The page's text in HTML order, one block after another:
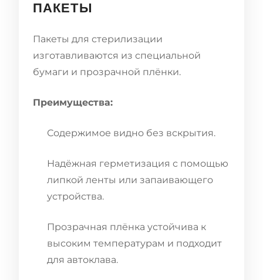
ПАКЕТЫ
Пакеты для стерилизации
изготавливаются из специальной
бумаги и прозрачной плёнки.
Преимущества:
Содержимое видно без вскрытия.
Надёжная герметизация с помощью
липкой ленты или запаивающего
устройства.
Прозрачная плёнка устойчива к
высоким температурам и подходит
для автоклава.